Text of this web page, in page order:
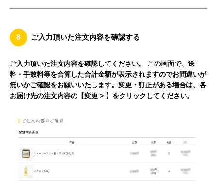
8 ご入力頂いた注文内容を確認する
ご入力頂いた注文内容を確認してください。 この画面で、送
料・手数料等を合算した合計金額が表示されますのでお間違いが
無いかご確認をお願いいたします。変更・訂正がある場合は、各
お届け先の注文内容の【変更 > 】をクリックしてください。